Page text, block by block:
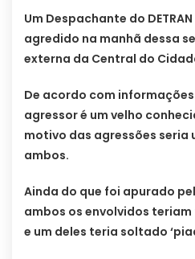
Um Despachante do
agredido na manhã dessa
externa da Central do
De acordo com
agressor é um velho
motivo das agressões seria
ambos.
Ainda do que foi apurado
ambos os envolvidos teriam
e um deles teria soltado